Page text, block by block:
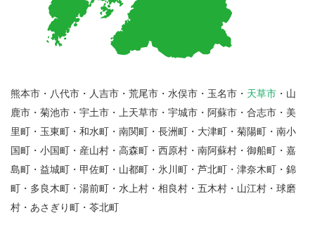
熊本市・八代市・人吉市・荒尾市・水俣市・玉名市・ 天草市 ・山
鹿市・菊池市・宇土市・上天草市・宇城市・阿蘇市・合志市・美
里町・玉東町・和水町・南関町・長洲町・大津町・菊陽町・南小
国町・小国町・産山村・高森町・西原村・南阿蘇村・御船町・嘉
島町・益城町・甲佐町・山都町・氷川町・芦北町・津奈木町・錦
町・多良木町・湯前町・水上村・相良村・五木村・山江村・球磨
村・あさぎり町・苓北町